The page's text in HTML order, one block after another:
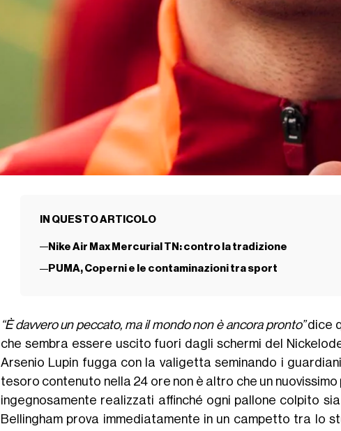
IN QUESTO ARTICOLO
Nike Air Max Mercurial TN: contro la tradizione
PUMA, Coperni e le contaminazioni tra sport
“È davvero un peccato, ma il mondo non è ancora pronto”dice
che sembra essere uscito fuori dagli schermi del
Arsenio Lupin fugga con la valigetta seminando i
tesoro contenuto nella 24 ore non è altro che un nuovissimo
ingegnosamente realizzati affinché ogni pallone colpito
Bellingham prova immediatamente in un campetto tra lo